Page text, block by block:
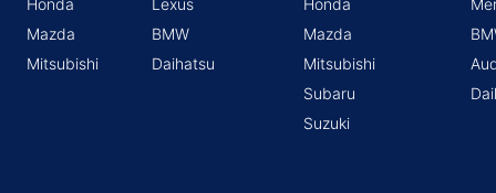
Honda
Mazda
Mitsubishi
Lexus
BMW
Daihatsu
Honda
Mazda
Mitsubishi
Subaru
Suzuki